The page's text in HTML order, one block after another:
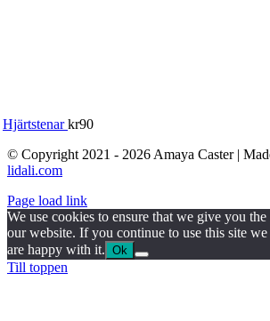
Hjärtstenar kr90
© Copyright 2021 - 2026 Amaya Caster |
lidali.com
Page load link
We use cookies to ensure that we give you the
our website. If you continue to use this site
are happy with it. Ok
Till toppen